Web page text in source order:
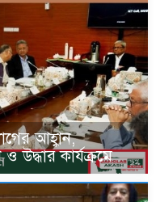
আহ্বান,
উদ্ধার কার্যক্রমে